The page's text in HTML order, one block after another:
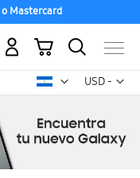
Mastercard
USD -
dólar
Mi carrito